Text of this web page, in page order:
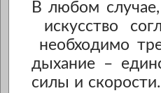
В любом
искусство
необходимо
дыхание –
силы и